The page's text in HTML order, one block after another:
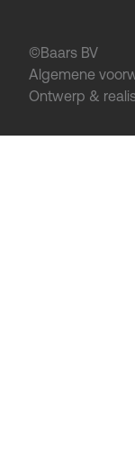
©Baars BV
Algemene
Ontwerp &